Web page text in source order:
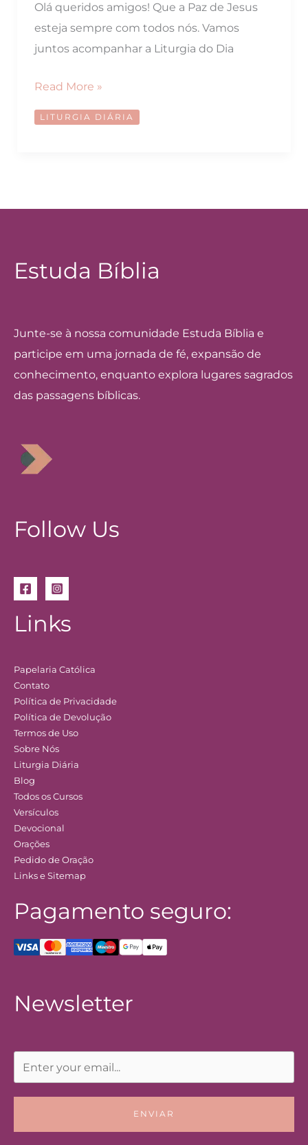
Olá queridos amigos! Que a Paz de Jesus
esteja sempre com todos nós. Vamos
juntos acompanhar a Liturgia do Dia
Liturgia
Dia
2025
Read More »
LITURGIA DIÁRIA
Estuda Bíblia
Junte-se à nossa comunidade Estuda Bíblia e
participe em uma jornada de fé, expansão de
conhecimento, enquanto explora lugares sagrados
das passagens bíblicas.
Follow Us
Links
Papelaria Católica
Contato
Política de Privacidade
Política de Devolução
Termos de Uso
Sobre Nós
Liturgia Diária
Blog
Todos os Cursos
Versículos
Devocional
Orações
Pedido de Oração
Links e Sitemap
Pagamento seguro:
Newsletter
ENVIAR